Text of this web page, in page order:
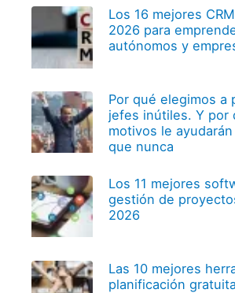
Los 16 mejores
2026 para
autónomos y
Por qué elegimos a
jefes inútiles. Y por
motivos le
que nunca
Los 11 mejores
gestión de
2026
Las 10 mejores
planificación